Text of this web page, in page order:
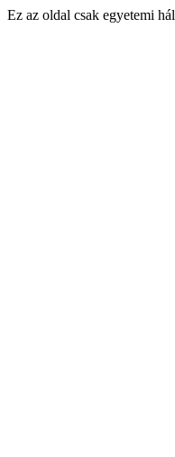
Ez az oldal csak egyetemi